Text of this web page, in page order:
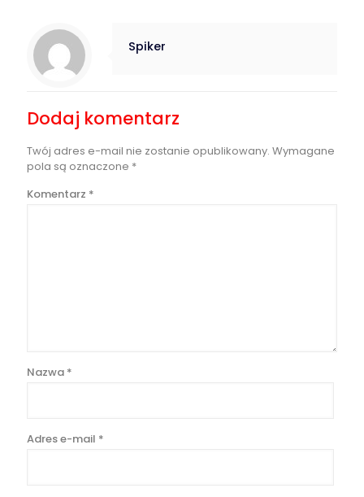
Spiker
Dodaj komentarz
Twój adres e-mail nie zostanie opublikowany. Wymagane
pola są oznaczone *
Komentarz *
Nazwa *
Adres e-mail *